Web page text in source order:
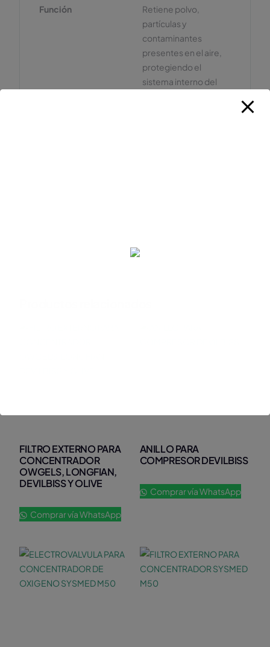
Función
Retiene polvo,
partículas y
contaminantes
presentes en el aire,
protegiendo el
sistema interno del
FILTRO EXTERNO PARA
CONCENTRADOR
OWGELS, LONGFIAN,
DEVILBISS Y OLIVE
Comprar vía WhatsApp
ANILLO PARA
COMPRESOR DEVILBISS
Comprar vía WhatsApp